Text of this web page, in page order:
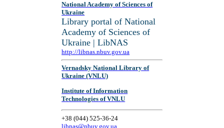
National Academy of Sciences of
Ukraine
Library portal of National
Academy of Sciences of
Ukraine | LibNAS
http://libnas.nbuv.gov.ua
Vernadsky National Library of
Ukraine (VNLU)
Institute of Information
Technologies of VNLU
+38 (044) 525-36-24
libnas@nbuv.gov.ua